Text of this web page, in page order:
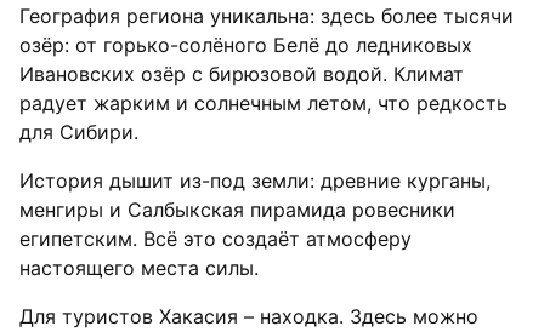
География региона уникальна: здесь более тысячи
озёр: от горько-солёного Белё до ледниковых
Ивановских озёр с бирюзовой водой. Климат
радует жарким и солнечным летом, что редкость
для Сибири.
История дышит из-под земли: древние курганы,
менгиры и Салбыкская пирамида ровесники
египетским. Всё это создаёт атмосферу
настоящего места силы.
Для туристов Хакасия – находка. Здесь можно